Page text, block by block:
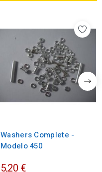
Washers Complete -
Modelo 450
5,20 €